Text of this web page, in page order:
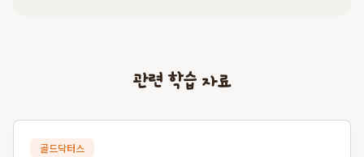
관련 학습 자료
골드닥터스